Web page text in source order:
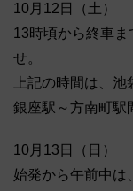
10月12日（土）
13時頃から終車
せ。
上記の時間は、
銀座駅～方南町駅
10月13日（日）
始発から午前中は